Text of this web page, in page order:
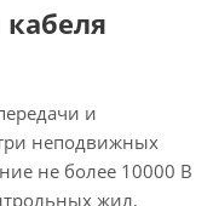
и
неподвижных
не более 10000 В
жил,